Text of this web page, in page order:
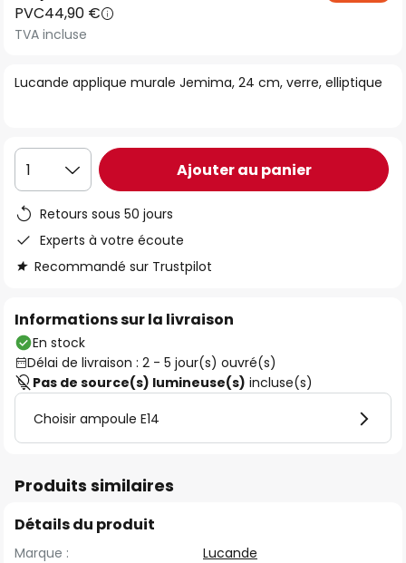
the
beginning
the
Lucande applique murale Jemima, 24 cm, verre, elliptique
PVC44,90 €
TVA incluse
1 Ajouter au panier
Retours sous 50 jours
Experts à votre écoute
Recommandé sur Trustpilot
Informations sur la livraison
En stock
Délai de livraison : 2 - 5 jour(s) ouvré(s)
Pas de source(s) lumineuse(s) incluse(s)
Choisir ampoule E14
Produits similaires
Détails du produit
Marque :
Lucande